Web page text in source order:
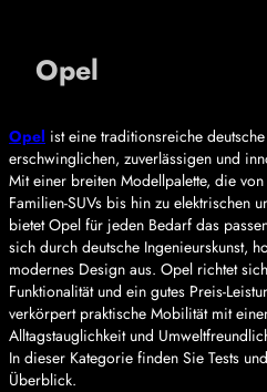
Opel
Opel ist eine traditionsreiche
erschwinglichen, zuverlässigen und
Mit einer breiten Modellpalette, die
Familien-SUVs bis hin zu elektrischen
bietet Opel für jeden Bedarf das
sich durch deutsche Ingenieurskunst,
modernes Design aus. Opel richtet
Funktionalität und ein gutes Preis-
verkörpert praktische Mobilität mit
Alltagstauglichkeit und
In dieser Kategorie finden Sie Tests
Überblick.